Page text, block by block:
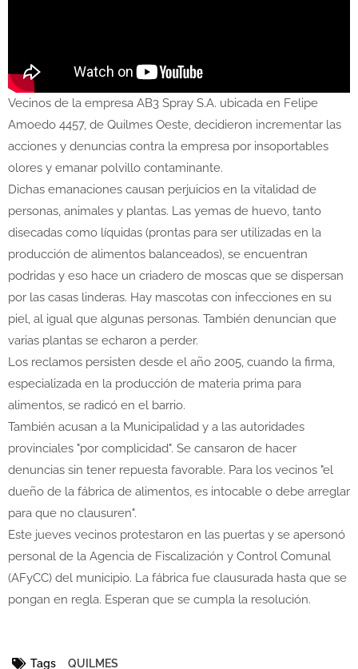
Vecinos de la empresa AB3 Spray S.A. ubicada en Felipe
Amoedo 4457, de Quilmes Oeste, decidieron incrementar las
acciones y denuncias contra la empresa por insoportables
olores y emanar polvillo contaminante.
Dichas emanaciones causan perjuicios en la vitalidad de
personas, animales y plantas. Las yemas de huevo, tanto
disecadas como líquidas (prontas para ser utilizadas en la
producción de alimentos balanceados), se encuentran
podridas y eso hace un criadero de moscas que se dispersan
por las casas linderas. Hay mascotas con infecciones en su
piel, al igual que algunas personas. También denuncian que
varias plantas se echaron a perder.
Los reclamos persisten desde el año 2005, cuando la firma,
especializada en la producción de materia prima para
alimentos, se radicó en el barrio.
También acusan a la Municipalidad y a las autoridades
provinciales "por complicidad". Se cansaron de hacer
denuncias sin tener repuesta favorable. Para los vecinos "el
dueño de la fábrica de alimentos, es intocable o debe arreglar
para que no clausuren".
Este jueves vecinos protestaron en las puertas y se apersonó
personal de la Agencia de Fiscalización y Control Comunal
(AFyCC) del municipio. La fábrica fue clausurada hasta que se
pongan en regla. Esperan que se cumpla la resolución.
Tags QUILMES